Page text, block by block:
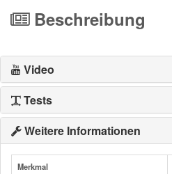
Beschreibung
Video
Tests
Weitere Informationen
Merkmal